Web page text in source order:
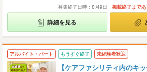
募集終了日時：8月9日 掲載終了まであ
詳細を見る
アルバイト・パート もうすぐ終了 未経験者歓迎
【ケアファシリティ内のキ